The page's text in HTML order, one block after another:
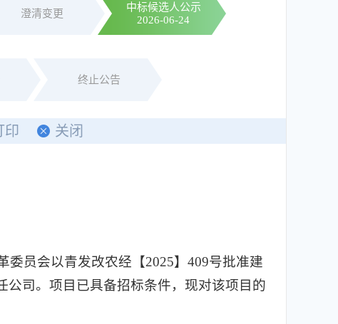
澄清变更
中标候选人公示
2026-06-24
终止公告
印 关闭
员会以青发改农经【2025】409号批准建
司。项目已具备招标条件，现对该项目的